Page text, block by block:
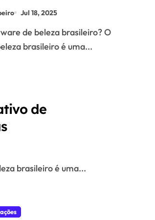
experiência do
Jul 18, 2025
brasileiro é uma...
de
brasileiro é uma...